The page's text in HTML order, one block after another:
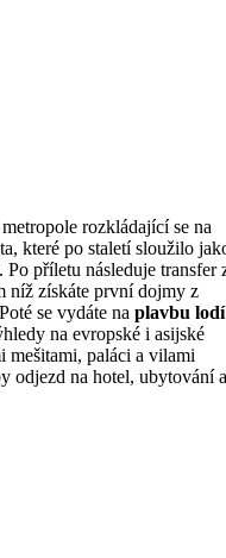
rozkládající se na
které po staletí sloužilo
příletu následuje transfer
níž získáte první dojmy z
se vydáte na plavbu lodí
na evropské i asijské
mešitami, paláci a vilami
odjezd na hotel, ubytování a